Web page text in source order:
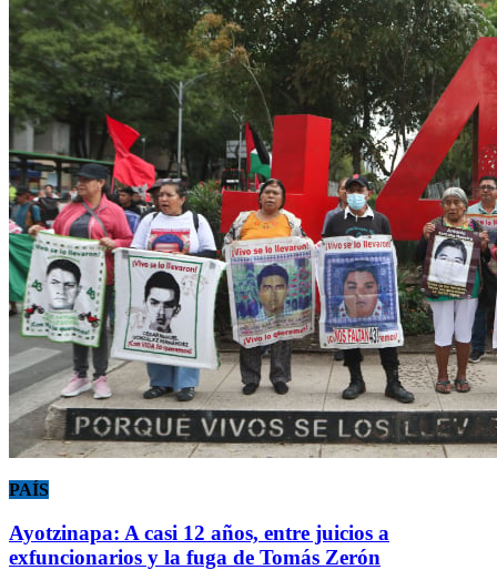
PAÍS
Ayotzinapa: A casi 12 años, entre juicios a
exfuncionarios y la fuga de Tomás Zerón